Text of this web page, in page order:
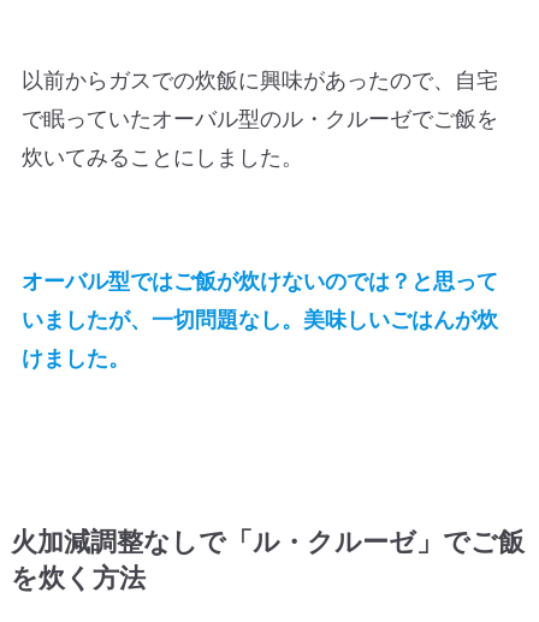
以前からガスでの炊飯に興味があったので、自宅
で眠っていたオーバル型のル・クルーゼでご飯を
炊いてみることにしました。
オーバル型ではご飯が炊けないのでは？と思って
いましたが、一切問題なし。美味しいごはんが炊
けました。
火加減調整なしで「ル・クルーゼ」でご飯
を炊く方法